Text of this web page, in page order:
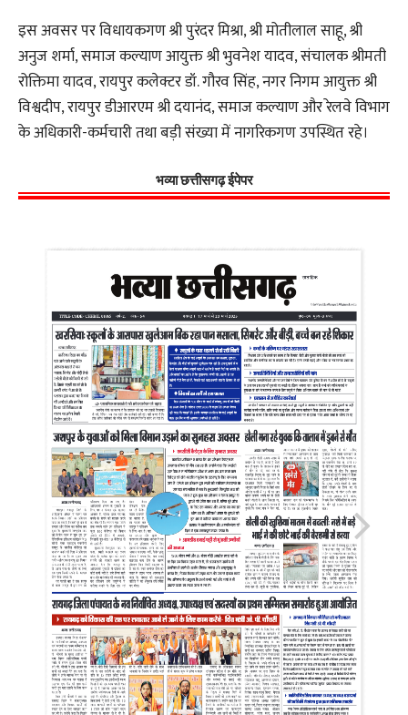
इस अवसर पर विधायकगण श्री पुरंदर मिश्रा, श्री मोतीलाल साहू, श्री
अनुज शर्मा, समाज कल्याण आयुक्त श्री भुवनेश यादव, संचालक श्रीमती
रोक्तिमा यादव, रायपुर कलेक्टर डॉ. गौरव सिंह, नगर निगम आयुक्त श्री
विश्वदीप, रायपुर डीआरएम श्री दयानंद, समाज कल्याण और रेलवे विभाग
के अधिकारी-कर्मचारी तथा बड़ी संख्या में नागरिकगण उपस्थित रहे।
भव्या छत्तीसगढ़ ईपेपर